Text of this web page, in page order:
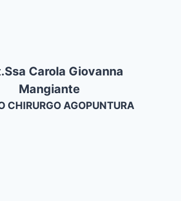
Carola Giovanna
Mangiante
CHIRURGO AGOPUNTURA